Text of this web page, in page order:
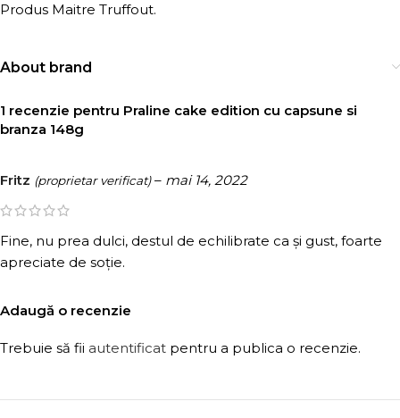
Produs Maitre Truffout.
About brand
1 recenzie pentru Praline cake edition cu capsune si
branza 148g
Fritz (proprietar verificat) – mai 14, 2022
Fine, nu prea dulci, destul de echilibrate ca și gust, foarte
apreciate de soție.
Adaugă o recenzie
Trebuie să fii autentificat pentru a publica o recenzie.